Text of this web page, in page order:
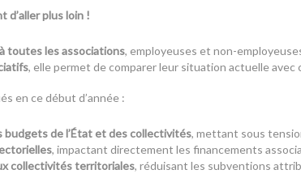
d’aller plus loin !
à toutes les associations, employeuses et non-
, elle permet de comparer leur situation actuelle
en ce début d’année :
budgets de l’État et des collectivités, mettant sous
, impactant directement les financements
collectivités territoriales, réduisant les subventions